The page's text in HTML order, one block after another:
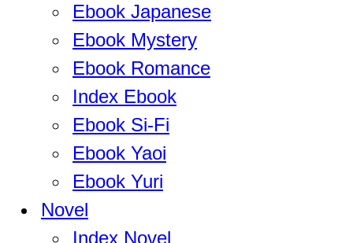
Ebook Japanese
Ebook Mystery
Ebook Romance
Index Ebook
Ebook Si-Fi
Ebook Yaoi
Ebook Yuri
Novel
Index Novel